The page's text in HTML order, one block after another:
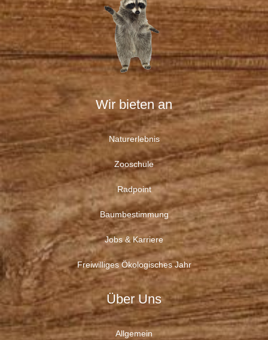
Wir bieten an
Naturerlebnis
Zooschule
Radpoint
Baumbestimmung
Jobs & Karriere
Freiwilliges Ökologisches Jahr
Über Uns
Allgemein